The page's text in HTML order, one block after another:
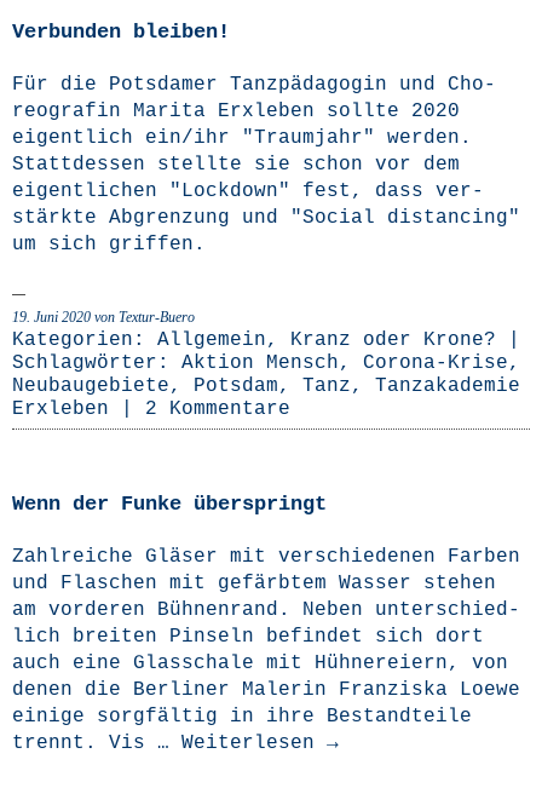
Verbunden bleiben!
Für die Pots­da­mer Tanz­päd­ago­gin und Cho­
reo­gra­fin Mari­ta Erx­le­ben soll­te 2020
eigent­lich ein/ihr "Traum­jahr" wer­den.
Statt­des­sen stell­te sie schon vor dem
eigent­li­chen "Lock­down" fest, dass ver­
stärk­te Abgren­zung und "Social distancing"
um sich griffen.
19. Juni 2020 von Textur-Buero
Kategorien: Allgemein, Kranz oder Krone?
Schlagwörter: Aktion Mensch, Corona-Krise,
Neubaugebiete, Potsdam, Tanz, Tanzakademie
Erxleben
2 Kommentare
Wenn der Funke überspringt
Zahl­rei­che Glä­ser mit ver­schie­de­nen Far­ben
und Fla­schen mit gefärb­tem Was­ser ste­hen
am vor­de­ren Büh­nen­rand. Neben unter­schied­
lich brei­ten Pin­seln befin­det sich dort
auch eine Glas­scha­le mit Hüh­ner­ei­ern, von
denen die Ber­li­ner Male­rin Fran­zis­ka Loe­we
eini­ge sorg­fäl­tig in ihre Bestand­tei­le
trennt. Vis … Wei­ter­le­sen →